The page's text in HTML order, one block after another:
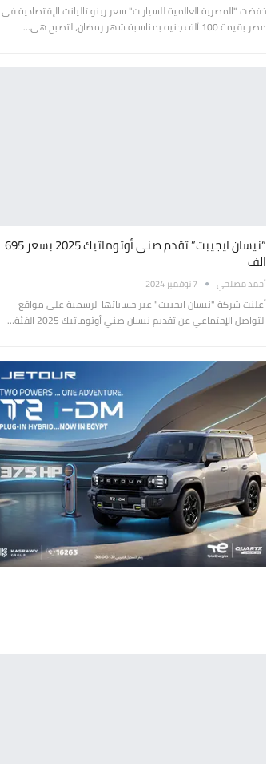
خفضت "المصرية العالمية للسيارات" سعر رينو تاليانت الإقتصادية في
مصر بقيمة 100 ألف جنيه بمناسبة شهر رمضان، لتصبح هي…
“نيسان ايجيبت” تقدم صني أوتوماتيك 2025 بسعر 695
الف
أحمد مصلحي 7 نوفمبر 2024
أعلنت شركة "نيسان ايجيبت" عبر حساباتها الرسمية على مواقع
التواصل الإجتماعي عن تقديم نيسان صني أوتوماتيك 2025 الفئة…